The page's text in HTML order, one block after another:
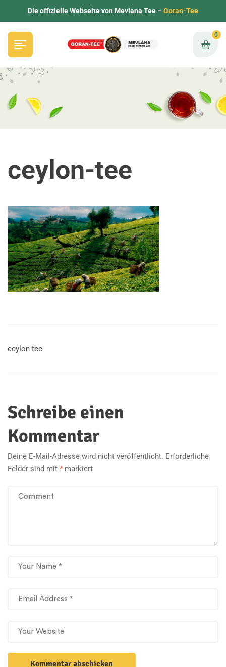
Die offizielle Webseite von Mevlana Tee –Goran-Tee
0
ceylon-tee
ceylon-tee
Schreibe einen
Kommentar
Deine E-Mail-Adresse wird nicht veröffentlicht. Erforderliche
Felder sind mit *markiert